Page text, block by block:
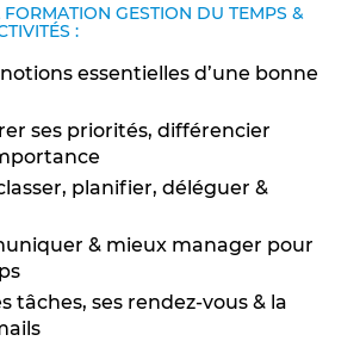
GESTION DU TEMPS &
:
essentielles d’une bonne
ses priorités, différencier
planifier, déléguer &
& mieux manager pour
tâches, ses rendez-vous & la